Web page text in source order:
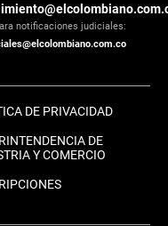
notificaciones judiciales:
DE PRIVACIDAD
DE
Y COMERCIO